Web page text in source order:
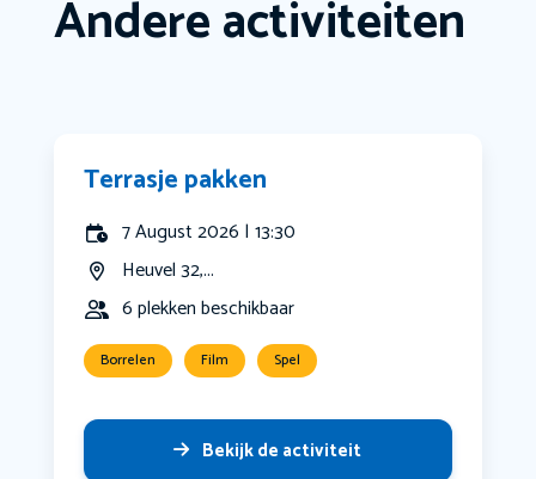
Andere activiteiten
Terrasje pakken
7 August 2026 | 13:30
Heuvel 32,...
6 plekken beschikbaar
Borrelen Film Spel
Bekijk de activiteit